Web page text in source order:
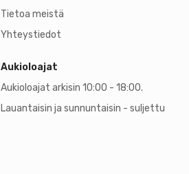
Tietoa meistä
Yhteystiedot
Aukioloajat
Aukioloajat arkisin 10:00 - 18:00.
Lauantaisin ja sunnuntaisin - suljettu